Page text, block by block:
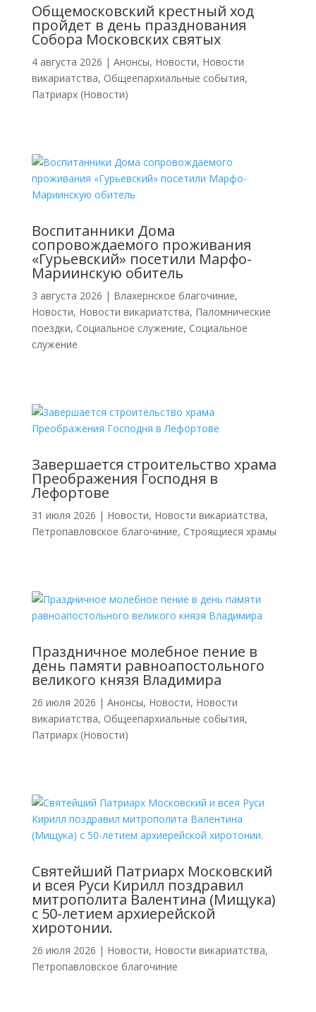
Общемосковский крестный ход
пройдет в день празднования
Собора Московских святых
4 августа 2026 | Анонсы, Новости, Новости
викариатства, Общеепархиальные события,
Патриарх (Новости)
Воспитанники Дома
сопровождаемого проживания
«Гурьевский» посетили Марфо-
Мариинскую обитель
3 августа 2026 | Влахернское благочиние,
Новости, Новости викариатства, Паломнические
поездки, Социальное служение, Социальное
служение
Завершается строительство храма
Преображения Господня в
Лефортове
31 июля 2026 | Новости, Новости викариатства,
Петропавловское благочиние, Строящиеся храмы
Праздничное молебное пение в
день памяти равноапостольного
великого князя Владимира
26 июля 2026 | Анонсы, Новости, Новости
викариатства, Общеепархиальные события,
Патриарх (Новости)
Святейший Патриарх Московский
и всея Руси Кирилл поздравил
митрополита Валентина (Мищука)
с 50-летием архиерейской
хиротонии.
26 июля 2026 | Новости, Новости викариатства,
Петропавловское благочиние